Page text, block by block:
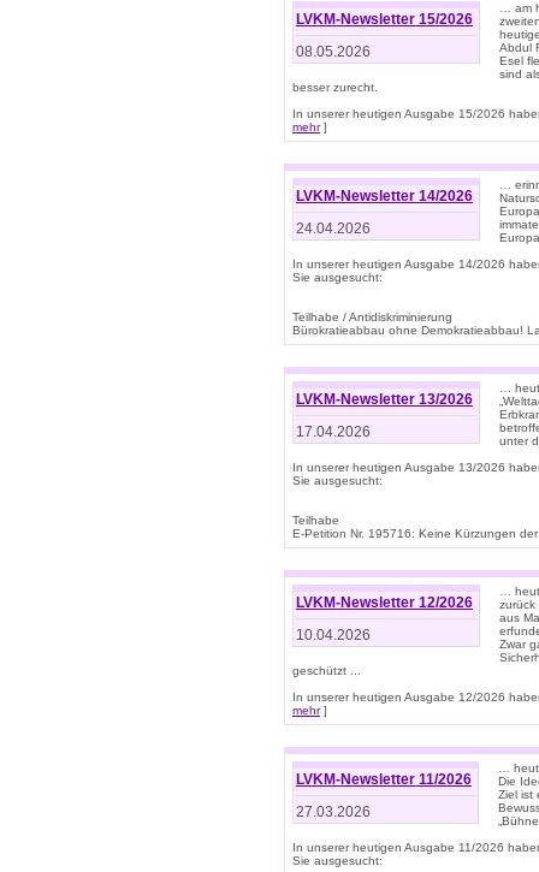
LVKM-Newsletter 15/2026
08.05.2026
… am
Abdul
Esel
sind
besser zurecht.
In unserer heutigen Ausgabe 15/2026
mehr]
LVKM-Newsletter 14/2026
24.04.2026
…
In unserer heutigen Ausgabe 14/2026
Sie ausgesucht:
Teilhabe / Antidiskriminierung
Bürokratieabbau ohne Demokratieabbau!
LVKM-Newsletter 13/2026
17.04.2026
…
unter
In unserer heutigen Ausgabe 13/2026
Sie ausgesucht:
Teilhabe
E-Petition Nr. 195716: Keine Kürzungen
LVKM-Newsletter 12/2026
10.04.2026
…
zurück
aus
Zwar
geschützt ...
In unserer heutigen Ausgabe 12/2026
mehr]
LVKM-Newsletter 11/2026
27.03.2026
…
Die
Ziel ist
In unserer heutigen Ausgabe 11/2026
Sie ausgesucht: